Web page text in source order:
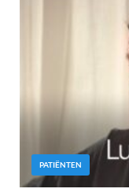
PATIËNTEN